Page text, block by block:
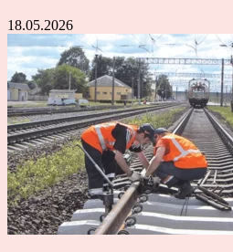
18.05.2026